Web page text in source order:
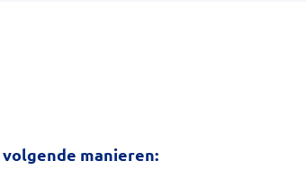
manieren: